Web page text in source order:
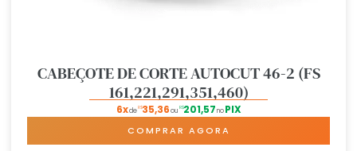
CABEÇOTE DE CORTE AUTOCUT 46-2 (FS
161,221,291,351,460)
6xdeR$35,36ou R$201,57no PIX
COMPRAR AGORA